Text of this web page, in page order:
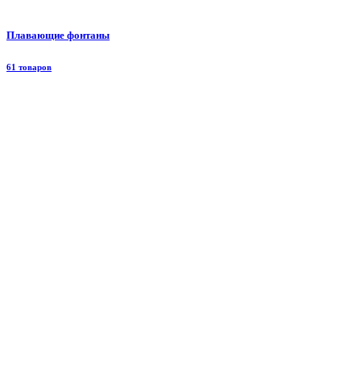
Плавающие фонтаны
61 товаров